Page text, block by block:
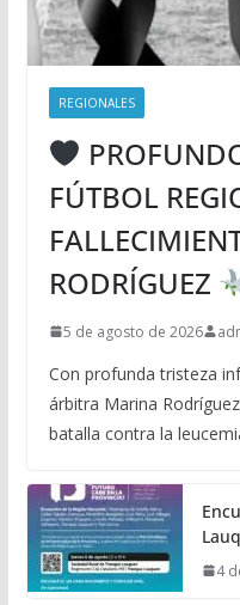
REGIONALES
FÚTBOL
RODRÍGUEZ
5 de agosto de 2026
Con profunda tristeza
árbitra Marina
batalla contra la
4